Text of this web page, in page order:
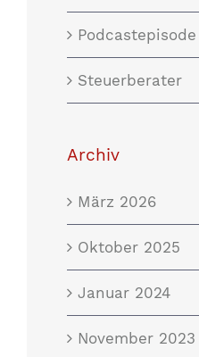
Podcastepisode
Steuerberater
Archiv
März 2026
Oktober 2025
Januar 2024
November 2023